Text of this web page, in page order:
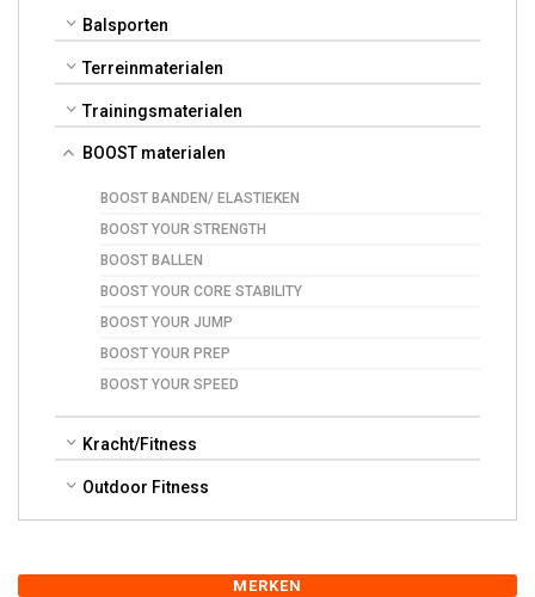
Balsporten
Terreinmaterialen
Trainingsmaterialen
BOOST materialen
BOOST BANDEN/ ELASTIEKEN
BOOST YOUR STRENGTH
BOOST BALLEN
BOOST YOUR CORE STABILITY
BOOST YOUR JUMP
BOOST YOUR PREP
BOOST YOUR SPEED
Kracht/Fitness
Outdoor Fitness
MERKEN